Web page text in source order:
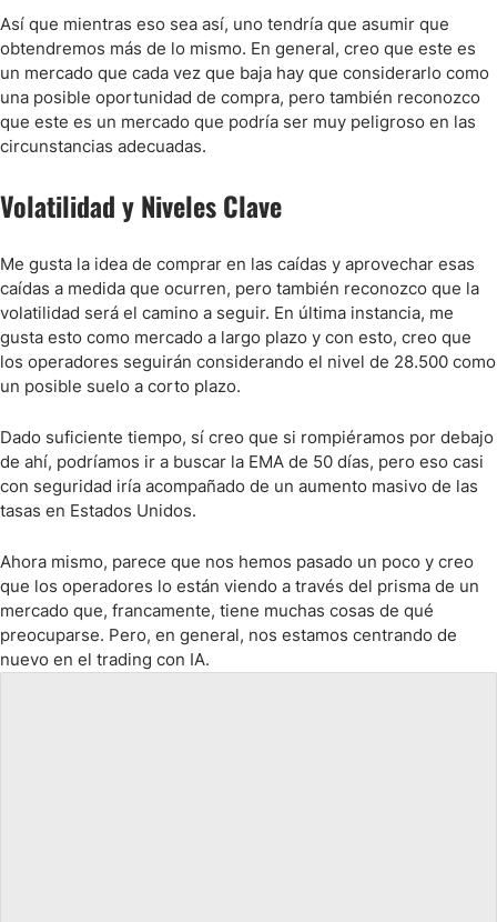
Así que mientras eso sea así, uno tendría que asumir que
obtendremos más de lo mismo. En general, creo que este es
un mercado que cada vez que baja hay que considerarlo como
una posible oportunidad de compra, pero también reconozco
que este es un mercado que podría ser muy peligroso en las
circunstancias adecuadas.
Volatilidad y Niveles Clave
Me gusta la idea de comprar en las caídas y aprovechar esas
caídas a medida que ocurren, pero también reconozco que la
volatilidad será el camino a seguir. En última instancia, me
gusta esto como mercado a largo plazo y con esto, creo que
los operadores seguirán considerando el nivel de 28.500 como
un posible suelo a corto plazo.
Dado suficiente tiempo, sí creo que si rompiéramos por debajo
de ahí, podríamos ir a buscar la EMA de 50 días, pero eso casi
con seguridad iría acompañado de un aumento masivo de las
tasas en Estados Unidos.
Ahora mismo, parece que nos hemos pasado un poco y creo
que los operadores lo están viendo a través del prisma de un
mercado que, francamente, tiene muchas cosas de qué
preocuparse. Pero, en general, nos estamos centrando de
nuevo en el trading con IA.